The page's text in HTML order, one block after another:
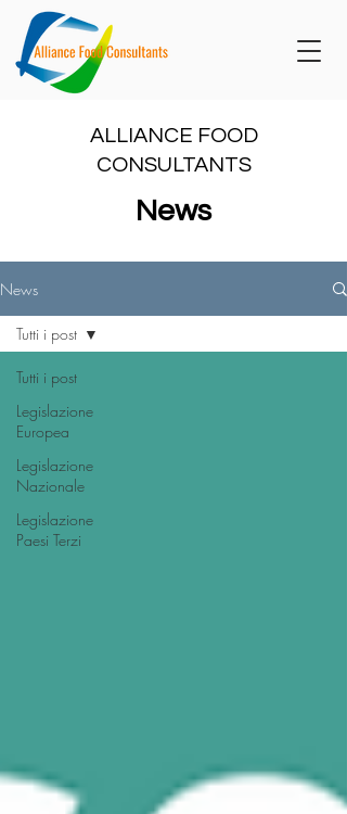
ALLIANCE FOOD
CONSULTANTS
News
News
Tutti i post
Legislazione
Europea
Legislazione
Nazionale
Legislazione
Paesi Terzi
Tutti i post